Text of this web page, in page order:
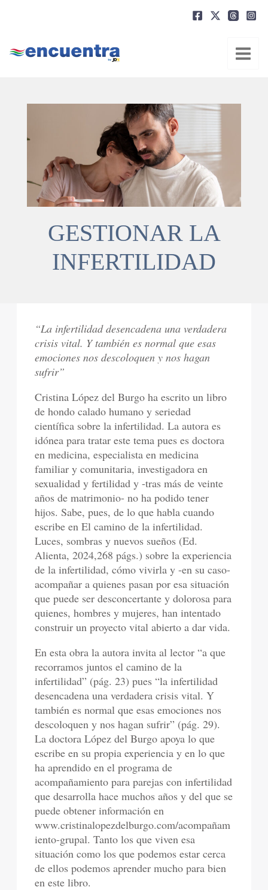
GESTIONAR LA
INFERTILIDAD
“La infertilidad desencadena una verdadera
crisis vital. Y también es normal que esas
emociones nos descoloquen y nos hagan
sufrir”
Cristina López del Burgo ha escrito un libro
de hondo calado humano y seriedad
científica sobre la infertilidad. La autora es
idónea para tratar este tema pues es doctora
en medicina, especialista en medicina
familiar y comunitaria, investigadora en
sexualidad y fertilidad y -tras más de veinte
años de matrimonio- no ha podido tener
hijos. Sabe, pues, de lo que habla cuando
escribe en El camino de la infertilidad.
Luces, sombras y nuevos sueños (Ed.
Alienta, 2024,268 págs.) sobre la experiencia
de la infertilidad, cómo vivirla y -en su caso-
acompañar a quienes pasan por esa situación
que puede ser desconcertante y dolorosa para
quienes, hombres y mujeres, han intentado
construir un proyecto vital abierto a dar vida.
En esta obra la autora invita al lector “a que
recorramos juntos el camino de la
infertilidad” (pág. 23) pues “la infertilidad
desencadena una verdadera crisis vital. Y
también es normal que esas emociones nos
descoloquen y nos hagan sufrir” (pág. 29).
La doctora López del Burgo apoya lo que
escribe en su propia experiencia y en lo que
ha aprendido en el programa de
acompañamiento para parejas con infertilidad
que desarrolla hace muchos años y del que se
puede obtener información en
www.cristinalopezdelburgo.com/acompañam
iento-grupal. Tanto los que viven esa
situación como los que podemos estar cerca
de ellos podemos aprender mucho para bien
en este libro.